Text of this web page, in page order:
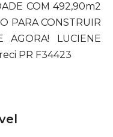
COM 492,90m2
PARA CONSTRUIR
AGORA! LUCIENE
PR F34423